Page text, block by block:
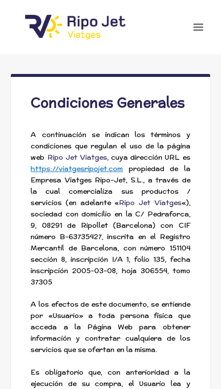
Condiciones Generales
A continuación se indican los términos y
condiciones que regulan el uso de la página
web Ripo Jet Viatges, cuya dirección URL es
https://viatgesripojet.com propiedad de la
Empresa Viatges Ripo-Jet, S.L., a través de
la cual comercializa sus productos /
servicios (en adelante «Ripo Jet Viatges«),
sociedad con domicilio en la C/ Pedraforca,
9, 08291 de Ripollet (Barcelona) con CIF
número B-63735427, inscrita en el Registro
Mercantil de Barcelona, con número 151104
sección 8, inscripción I/A 1, folio 135, fecha
inscripción 2005-03-08, hoja 306554, tomo
37305
A los efectos de este documento, se entiende
por «Usuario» a toda persona física que
acceda a la Página Web para obtener
información y contratar cualquiera de los
servicios que se ofertan en la misma.
Es obligatorio que, con anterioridad a la
ejecución de su compra, el Usuario lea y